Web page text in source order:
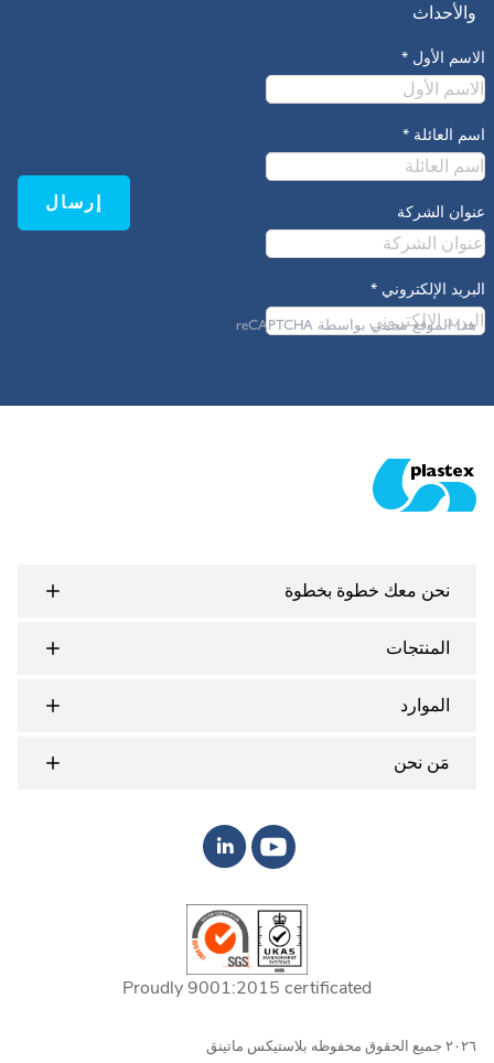
والأحداث
الاسم الأول *
اسم العائلة *
عنوان الشركة
البريد الإلكتروني *
هذا الموقع محمي بواسطة reCAPTCHA
إرسال
نحن معك خطوة بخطوة
المنتجات
الموارد
مَن نحن
Proudly 9001:2015 certificated
٢٠٢٦ جميع الحقوق محفوظه بلاستيكس ماتينق